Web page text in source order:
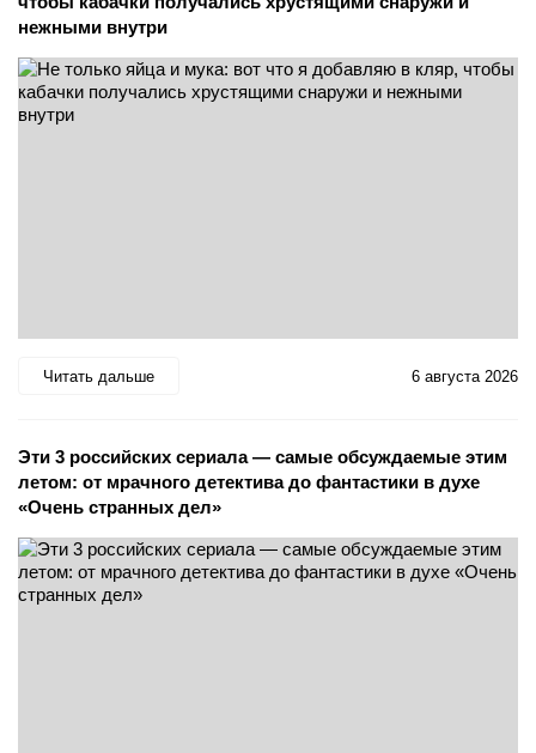
нежными внутри
Читать дальше 6 августа 2026
Эти 3 российских сериала — самые обсуждаемые этим
летом: от мрачного детектива до фантастики в духе
«Очень странных дел»